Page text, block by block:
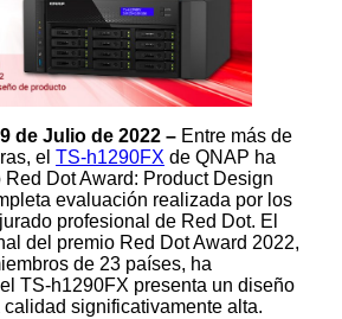
de Julio de 2022 – Entre más de
el TS-h1290FX de QNAP ha
Dot Award: Product Design
evaluación realizada por los
profesional de Red Dot. El
del premio Red Dot Award 2022,
de 23 países, ha
TS-h1290FX presenta un diseño
significativamente alta.